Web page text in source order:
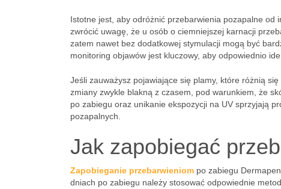
Istotne jest, aby odróżnić przebarwienia pozapalne od
zwrócić uwagę, że u osób o ciemniejszej karnacji
zatem nawet bez dodatkowej stymulacji mogą być
monitoring objawów jest kluczowy, aby odpowiednio
Jeśli zauważysz pojawiające się plamy, które różnią
zmiany zwykle blakną z czasem, pod warunkiem, że
po zabiegu oraz unikanie ekspozycji na UV sprzyjają
pozapalnych.
Jak zapobiegać
Zapobieganie przebarwieniom po zabiegu
dniach po zabiegu należy stosować odpowiednie